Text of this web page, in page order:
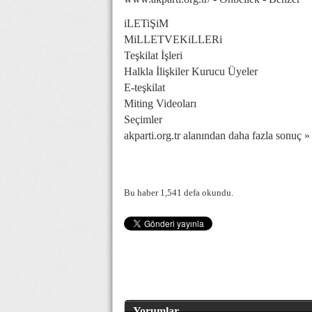
iLETiŞiM
MiLLETVEKiLLERi
Teşkilat İşleri
Halkla İlişkiler Kurucu Üyeler
E-teşkilat
Miting Videoları
Seçimler
akparti.org.tr alanından daha fazla sonuç »
Bu haber 1,541 defa okundu.